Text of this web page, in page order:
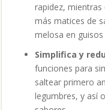
rapidez,
más matices de
melosa en guisos
Simplifica y
funciones para
saltear primero
legumbres, y así